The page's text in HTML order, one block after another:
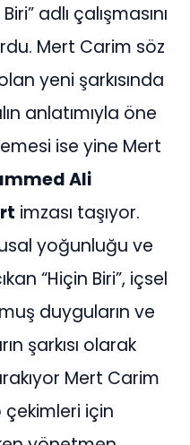
adlı çalışmasını
Mert Carim söz
yeni şarkısında
anlatımıyla öne
ise yine Mert
Ali
imzası taşıyor.
yoğunluğu ve
“Hiçin Biri”, içsel
duyguların ve
şarkısı olarak
Mert Carim
çekimleri için